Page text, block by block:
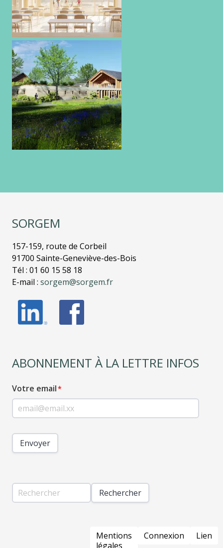
SORGEM
157-159, route de Corbeil
91700 Sainte-Geneviève-des-Bois
Tél : 01 60 15 58 18
E-mail : sorgem@sorgem.fr
ABONNEMENT À LA LETTRE INFOS
Votre email
Envoyer
Rechercher
PIED
DEMentions
légales
Connexion Lien